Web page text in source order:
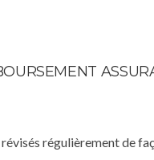
régulièrement de